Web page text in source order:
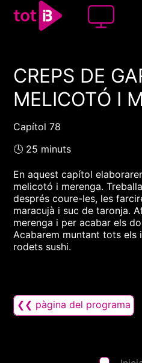
00:00 00:00
1x
CREPS DE
MELICOTÓ I
Capítol 78
🕓 25 minuts
En aquest capítol
melicotó i merenga.
després coure-les, les
maracujà i suc de taronja.
merenga i per acabar els
Acabarem muntant tots els
rodets sushi.
❮❮ pàgina del programa